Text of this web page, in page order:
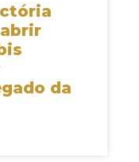
da